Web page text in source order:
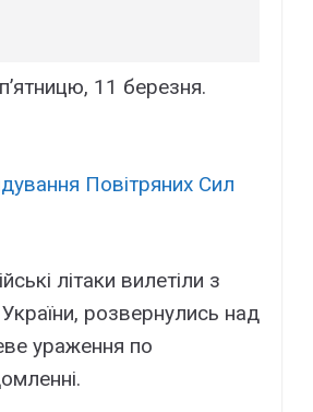
11 березня.
Повітряних Сил
літаки вилетіли з
розвернулись над
ураження по